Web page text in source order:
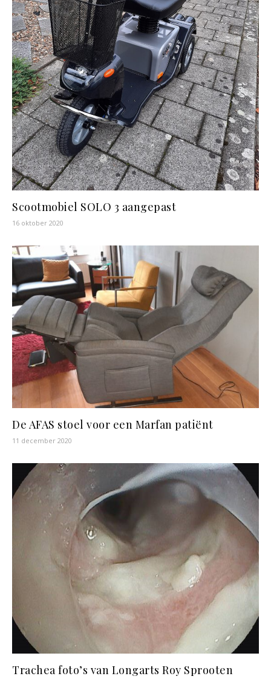
Scootmobiel SOLO 3 aangepast
16 oktober 2020
De AFAS stoel voor een Marfan patiënt
11 december 2020
Trachea foto’s van Longarts Roy Sprooten